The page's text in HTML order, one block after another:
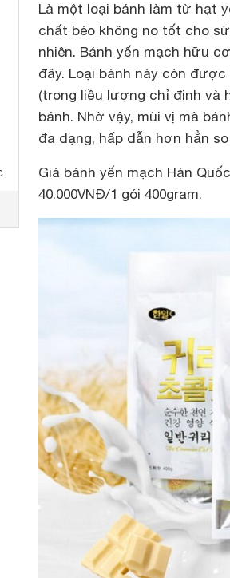
Là một loại bánh làm từ hạt
chất béo không no tốt cho
nhiên. Bánh yến mạch hữu
đây. Loại bánh này còn
(trong liều lượng chỉ định và
bánh. Nhờ vậy, mùi vị mà
đa dạng, hấp dẫn hơn hẳn
Giá bánh yến mạch Hàn
40.000VNĐ/1 gói 400gram.